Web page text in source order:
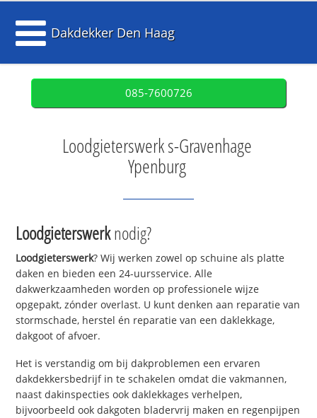
Dakdekker Den Haag
085-7600726
Loodgieterswerk s-Gravenhage
Ypenburg
Loodgieterswerknodig?
Loodgieterswerk? Wij werken zowel op schuine als platte
daken en bieden een 24-uursservice. Alle
dakwerkzaamheden worden op professionele wijze
opgepakt, zónder overlast. U kunt denken aan reparatie van
stormschade, herstel én reparatie van een daklekkage,
dakgoot of afvoer.
Het is verstandig om bij dakproblemen een ervaren
dakdekkersbedrijf in te schakelen omdat die vakmannen,
naast dakinspecties ook daklekkages verhelpen,
bijvoorbeeld ook dakgoten bladervrij maken en regenpijpen